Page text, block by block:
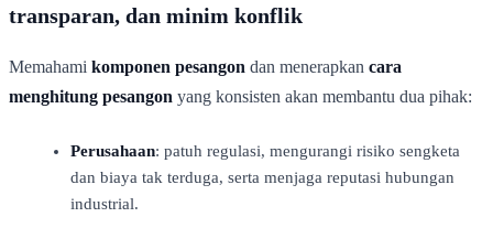
transparan, dan minim konflik
Memahami komponen pesangon dan menerapkan cara
menghitung pesangon yang konsisten akan membantu dua pihak:
Perusahaan: patuh regulasi, mengurangi risiko sengketa
dan biaya tak terduga, serta menjaga reputasi hubungan
industrial.